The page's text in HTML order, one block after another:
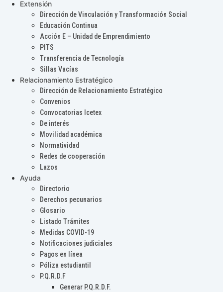
Extensión
Dirección de Vinculación y Transformación Social
Educación Continua
Acción E – Unidad de Emprendimiento
PITS
Transferencia de Tecnología
Sillas Vacías
Relacionamiento Estratégico
Dirección de Relacionamiento Estratégico
Convenios
Convocatorias Icetex
De interés
Movilidad académica
Normatividad
Redes de cooperación
Lazos
Ayuda
Directorio
Derechos pecunarios
Glosario
Listado Trámites
Medidas COVID-19
Notificaciones judiciales
Pagos en línea
Póliza estudiantil
P.Q.R.D.F
Generar P.Q.R.D.F.